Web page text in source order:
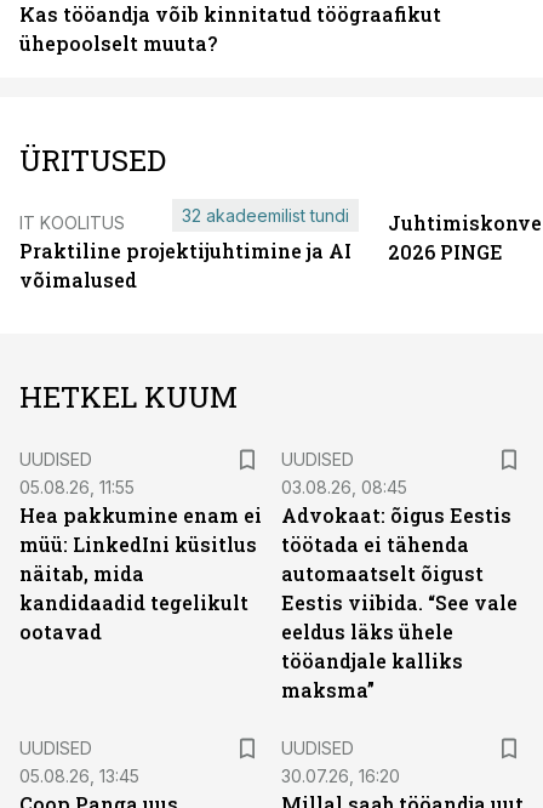
Kas tööandja võib kinnitatud töögraafikut
ühepoolselt muuta?
ÜRITUSED
IT KOOLITUS
Praktiline projektijuhtimine ja AI
võimalused
32 akadeemilist tundi
2026 PINGE
HETKEL KUUM
UUDISED
05.08.26, 11:55
Hea pakkumine enam ei
müü: LinkedIni küsitlus
näitab, mida
kandidaadid tegelikult
ootavad
UUDISED
03.08.26, 08:45
Advokaat: õigus Eestis
töötada ei tähenda
automaatselt õigust
Eestis viibida. “See vale
eeldus läks ühele
tööandjale kalliks
maksma”
UUDISED
05.08.26, 13:45
UUDISED
30.07.26, 16:20